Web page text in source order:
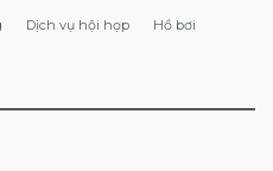
Dịch vụ hội họp Hồ bơi